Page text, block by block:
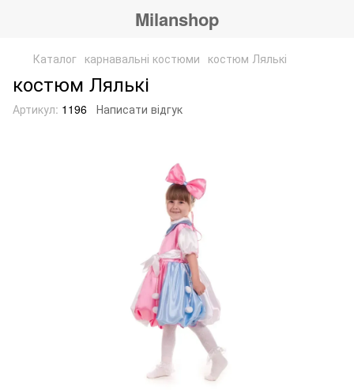
Milanshop
Каталог карнавальні костюми костюм Лялькі
костюм Лялькі
Артикул: 1196 Написати відгук